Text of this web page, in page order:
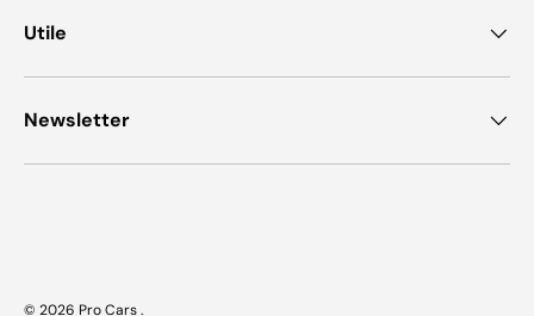
Utile
Newsletter
© 2026 Pro Cars.